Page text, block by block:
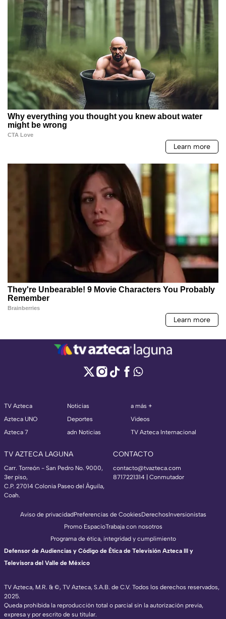
TV Azteca
Azteca UNO
Azteca 7
Noticias
Deportes
adn Noticias
a más +
Videos
TV Azteca Internacional
TV AZTECA LAGUNA
Carr. Torreón - San Pedro No. 9000,
3er piso,
C.P. 27014 Colonia Paseo del Águila,
Coah.
CONTACTO
contacto@tvazteca.com
8717221314 | Conmutador
TV Azteca, M.R. & ©, TV Azteca, S.A.B. de C.V. Todos los derechos reservados,
2025.
Queda prohibida la reproducción total o parcial sin la autorización previa,
expresa y por escrito de su titular.
Aviso de privacidadPreferencias de CookiesDerechosInversionistas
Promo EspacioTrabaja con nosotros
Programa de ética, integridad y cumplimiento
Defensor de Audiencias y Código de Ética de Televisión Azteca III y
Televisora del Valle de México